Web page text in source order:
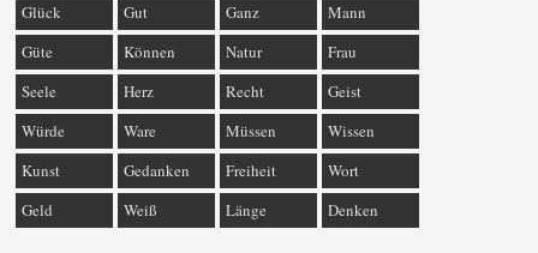
Glück
Gut Ganz
Mann
Güte
Können Natur
Frau
Seele
Herz Recht
Geist
Würde
Ware Müssen
Wissen
Kunst
Gedanken Freiheit
Wort
Geld
Weiß Länge Denken